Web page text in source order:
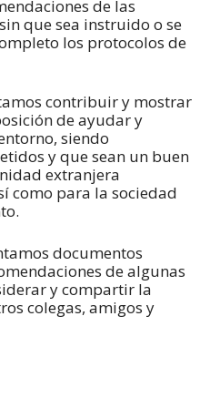
de las
que sea instruido o se
los protocolos de
contribuir y mostrar
de ayudar y
siendo
y que sean un buen
extranjera
como para la sociedad
documentos
de algunas
y compartir la
colegas, amigos y